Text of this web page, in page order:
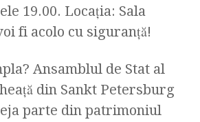
19.00. Locaţia: Sala
fi acolo cu siguranţă!
Ansamblul de Stat al
din Sankt Petersburg
parte din patrimoniul